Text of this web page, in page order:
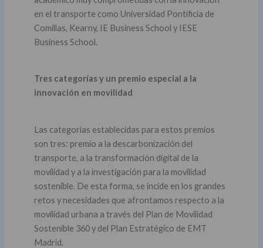
en el transporte como Universidad Pontificia de
Comillas, Kearny, IE Business School y IESE
Business School.
Tres categorías y un premio especial a la
innovación en movilidad
Las categorías establecidas para estos premios
son tres: premio a la descarbonización del
transporte, a la transformación digital de la
movilidad y a la investigación para la movilidad
sostenible. De esta forma, se incide en los grandes
retos y necesidades que afrontamos respecto a la
movilidad urbana a través del Plan de Movilidad
Sostenible 360 y del Plan Estratégico de EMT
Madrid.